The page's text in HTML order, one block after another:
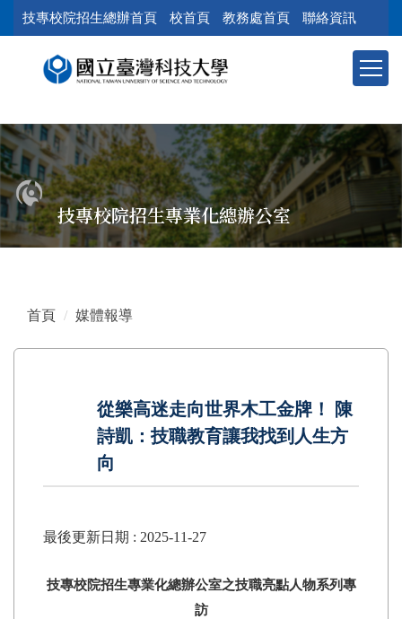
到
容
區
塊
技專校院招生總辦首頁 校首頁 教務處首頁 聯絡資訊
技專校院招生專業化總辦公室
首頁 媒體報導
從樂高迷走向世界木工金牌！ 陳
詩凱：技職教育讓我找到人生方
向
最後更新日期 : 2025-11-27
技專校院招生專業化總辦公室之技職亮點人物系列專
訪